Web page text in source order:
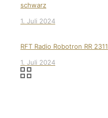
schwarz
1. Juli 2024
RFT Radio Robotron RR 2311
1. Juli 2024